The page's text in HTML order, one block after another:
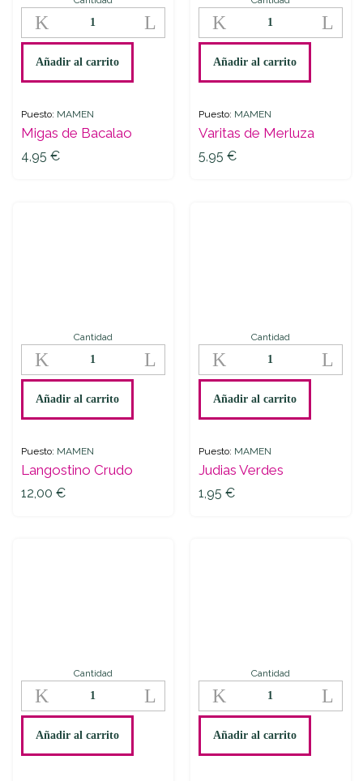
Migas
de
Bacalao
quantity
Añadir al carrito
Puesto: MAMEN
Migas de Bacalao
4,95 €
Varitas
de
Merluza
quantity
Añadir al carrito
Puesto: MAMEN
Varitas de Merluza
5,95 €
Langostino
Crudo
quantity
Cantidad
Añadir al carrito
Puesto: MAMEN
Langostino Crudo
12,00 €
Judias
Verdes
quantity
Cantidad
Añadir al carrito
Puesto: MAMEN
Judias Verdes
1,95 €
Salmón
quantity
Cantidad
Añadir al carrito
Mejillón
Media
Concha
quantity
Cantidad
Añadir al carrito